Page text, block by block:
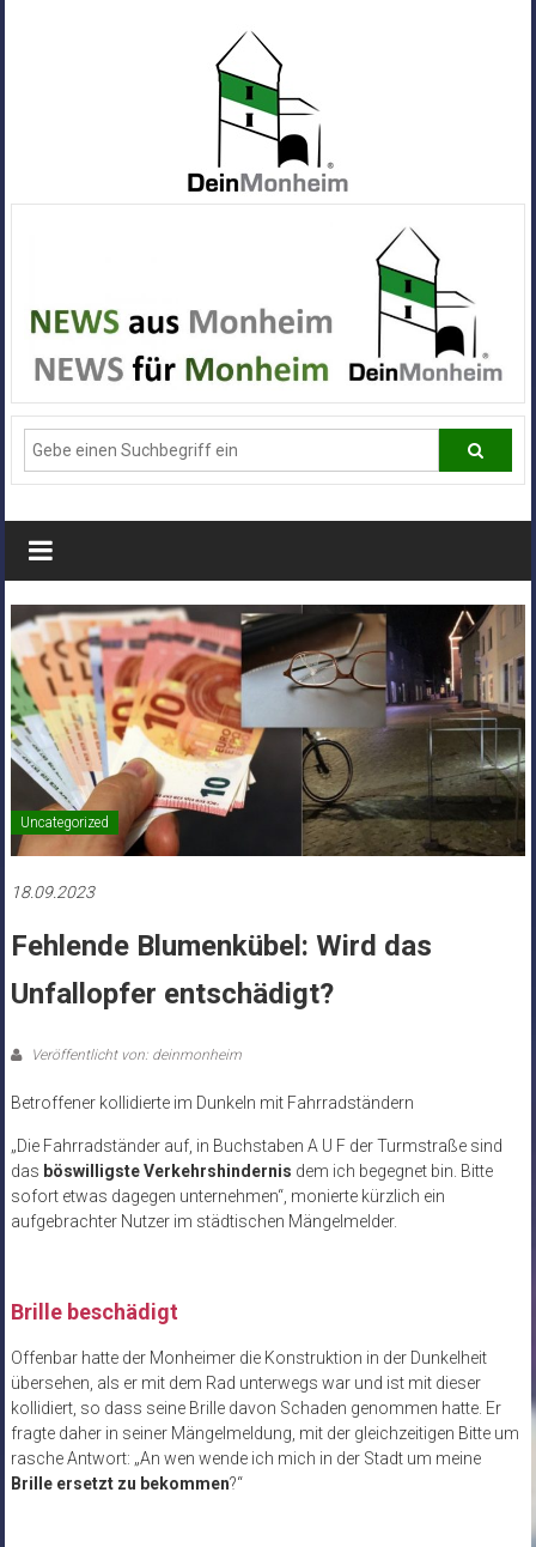
Alle
News
aus
Deiner
Stadt
Monheim
Uncategorized
18.09.2023
Fehlende Blumenkübel: Wird das
Unfallopfer entschädigt?
Veröffentlicht von: deinmonheim
Betroffener kollidierte im Dunkeln mit Fahrradständern
„Die Fahrradständer auf, in Buchstaben A U F der Turmstraße sind
das böswilligste Verkehrshindernis dem ich begegnet bin. Bitte
sofort etwas dagegen unternehmen“, monierte kürzlich ein
aufgebrachter Nutzer im städtischen Mängelmelder.
Brille beschädigt
Offenbar hatte der Monheimer die Konstruktion in der Dunkelheit
übersehen, als er mit dem Rad unterwegs war und ist mit dieser
kollidiert, so dass seine Brille davon Schaden genommen hatte. Er
fragte daher in seiner Mängelmeldung, mit der gleichzeitigen Bitte um
rasche Antwort: „An wen wende ich mich in der Stadt um meine
Brille ersetzt zu bekommen?“